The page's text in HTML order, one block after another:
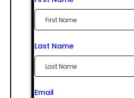
Last Name
Email